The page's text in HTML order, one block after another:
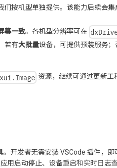
们按机型单独提供。该能力后续会集
幕一致。各机型分辨率可在
若有大批量设备，可提供预装服务
资源，继续可通过更新工
。开发者无需安装 VSCode 插件，即
用启动停止、设备重启和实时日志查